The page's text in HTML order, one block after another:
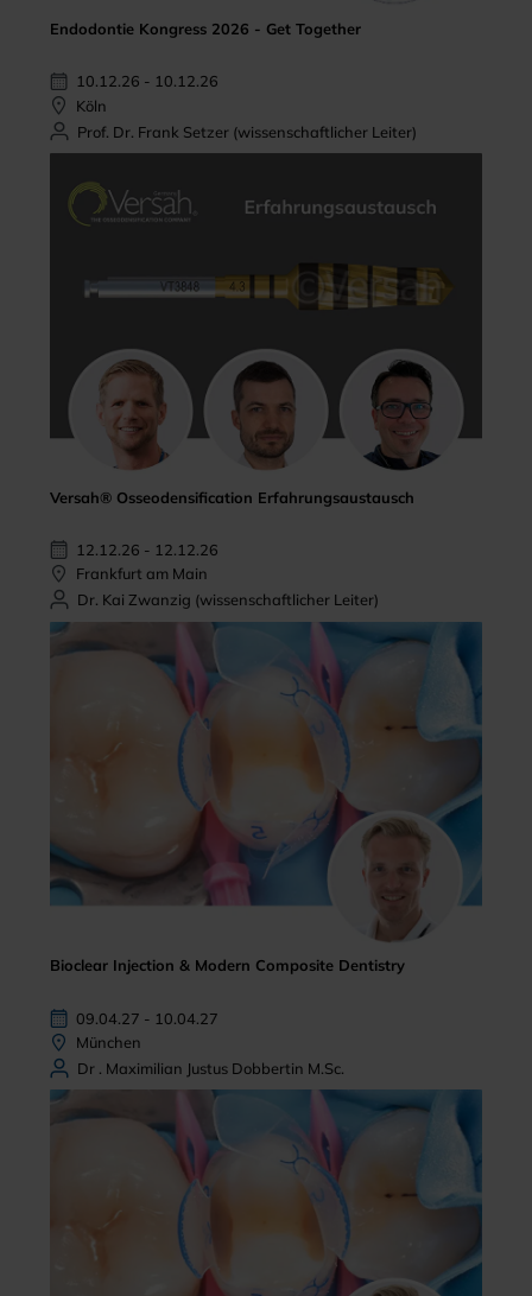
Endodontie Kongress 2026 - Get Together
10.12.26 - 10.12.26
Köln
Prof. Dr. Frank Setzer (wissenschaftlicher Leiter)
Versah® Osseodensification Erfahrungsaustausch
12.12.26 - 12.12.26
Frankfurt am Main
Dr. Kai Zwanzig (wissenschaftlicher Leiter)
Bioclear Injection & Modern Composite Dentistry
09.04.27 - 10.04.27
München
Dr . Maximilian Justus Dobbertin M.Sc.